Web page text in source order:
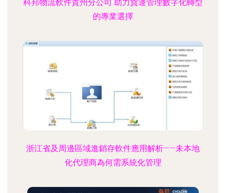
科邦物流軟件貴州分公司 助力貨運管理數字化轉型
的專業選擇
浙江省及周邊區域進銷存軟件應用解析——未本地
化代理商為何需系統化管理